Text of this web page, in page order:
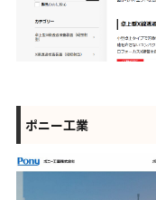
ポニー工業